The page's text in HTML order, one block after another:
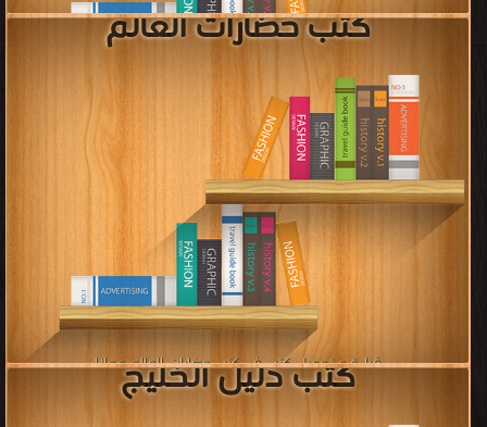
قراءة و تحميل كتب في كتب تاريخ العراق مجانا
[ 126 كتاب/كتب ]